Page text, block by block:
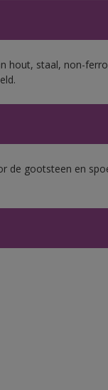
hout, staal, non-
de gootsteen en